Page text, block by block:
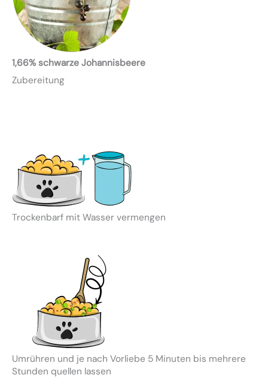
1,66% schwarze Johannisbeere
Zubereitung
Trockenbarf mit Wasser vermengen
Umrühren und je nach Vorliebe 5 Minuten bis mehrere
Stunden quellen lassen